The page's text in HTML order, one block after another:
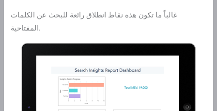
غالباً ما تكون هذه نقاط انطلاق رائعة للبحث عن الكلمات
المفتاحية.